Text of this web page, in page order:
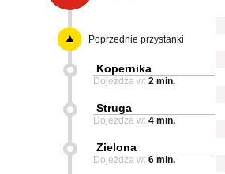
Poprzednie przystanki
Kopernika
Dojeżdża w: 2 min.
Struga
Dojeżdża w: 4 min.
Zielona
Dojeżdża w: 6 min.